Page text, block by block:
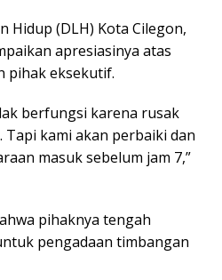
Hidup (DLH) Kota Cilegon,
apresiasinya atas
pihak eksekutif.
berfungsi karena rusak
kami akan perbaiki dan
masuk sebelum jam 7,”
pihaknya tengah
pengadaan timbangan